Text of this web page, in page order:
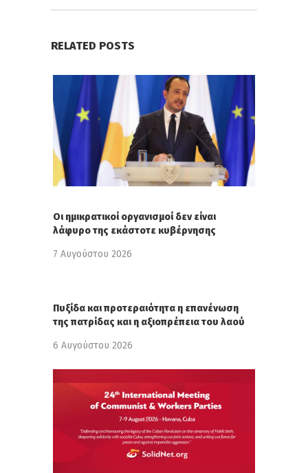
RELATED POSTS
Οι ημικρατικοί οργανισμοί δεν είναι
λάφυρο της εκάστοτε κυβέρνησης
7 Αυγούστου 2026
Πυξίδα και προτεραιότητα η επανένωση
της πατρίδας και η αξιοπρέπεια του λαού
6 Αυγούστου 2026